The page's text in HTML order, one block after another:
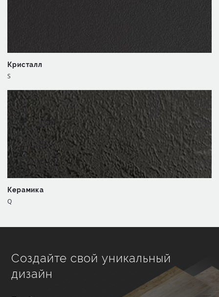
Кристалл
S
Керамика
Q
Создайте свой уникальный
дизайн